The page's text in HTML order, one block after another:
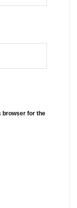
browser for the